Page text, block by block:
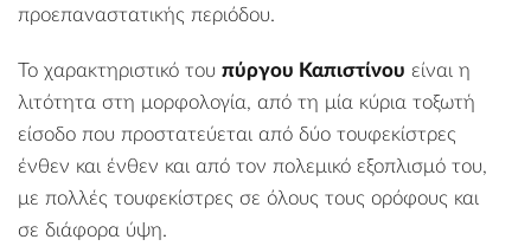
προεπαναστατικής περιόδου.
Το χαρακτηριστικό του πύργου Καπιστίνου είναι η
λιτότητα στη μορφολογία, από τη μία κύρια τοξωτή
είσοδο που προστατεύεται από δύο τουφεκίστρες
ένθεν και ένθεν και από τον πολεμικό εξοπλισμό του,
με πολλές τουφεκίστρες σε όλους τους ορόφους και
σε διάφορα ύψη.